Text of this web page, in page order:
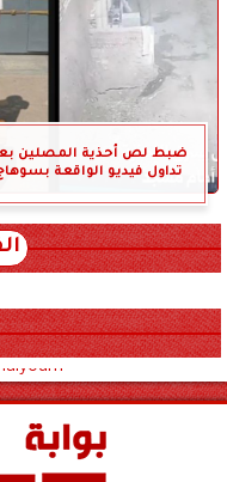
ضبط لص أحذية المصلين
تداول فيديو الواقعة